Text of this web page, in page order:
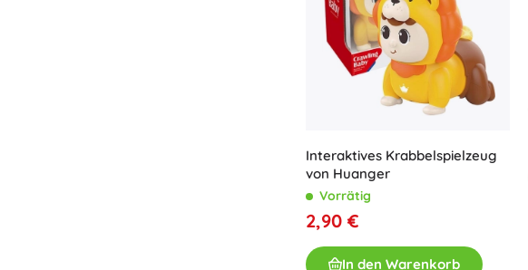
Interaktives Krabbelspielzeug
von Huanger
Vorrätig
2,90 €
In den Warenkorb